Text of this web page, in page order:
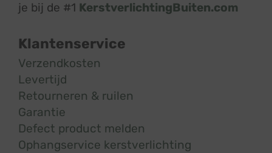
je bij de #1 KerstverlichtingBuiten.com
Klantenservice
Verzendkosten
Levertijd
Retourneren & ruilen
Garantie
Defect product melden
Ophangservice kerstverlichting